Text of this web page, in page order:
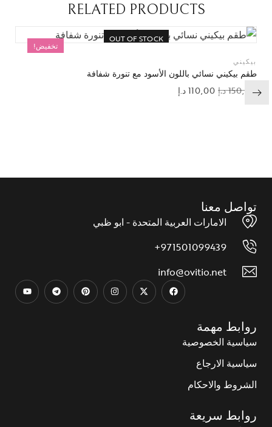
RELATED PRODUCTS
تخفيض!
OUT OF STOCK
بيكيني
طقم بيكيني نسائي باللون الأسود مع تنورة شفافة
150,00د.إ 110,00د.إ
تواصل معنا
الامارات العربية المتحدة - ابو ظبي
971501099439+
info@ovitio.net
روابط مهمة
سياسية الخصوصية
سياسية الارجاع
الشروط والاحكام
روابط سريعة